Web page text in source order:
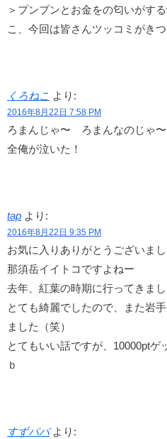
＞プンプンとお金をの匂いがす
こ、今回は皆さんツッコミがき
くろねこ より:
2016年8月22日 7:58 PM
ろまんじゃ〜 ろまんなのじゃ
全俺が泣いた！
tap より:
2016年8月22日 9:35 PM
お気に入りありがとうございまし
那須岳イイトコですよねー
去年、紅葉の時期に行ってきまし
とても綺麗でしたので、また岩
ました（笑）
とてもいい話ですが、10000ptゲ
ｂ
すずパパ より: